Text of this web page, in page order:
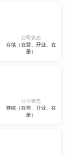
公司状态
存续（在营、开业、在
册）
公司状态
存续（在营、开业、在
册）